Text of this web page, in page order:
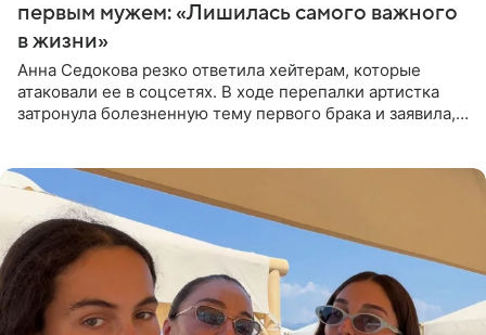
первым мужем: «Лишилась самого важного
в жизни»
Анна Седокова резко ответила хейтерам, которые
атаковали ее в соцсетях. В ходе перепалки артистка
затронула болезненную тему первого брака и заявила,